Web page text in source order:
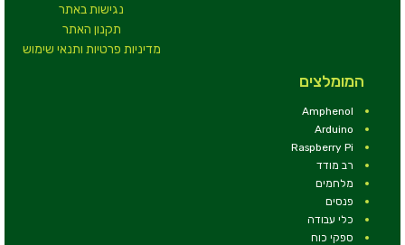
נגישות באתר
תקנון האתר
מדיניות פרטיות ותנאי שימוש
המומלצים
Amphenol
Arduino
Raspberry Pi
רב מודד
מלחמים
פנסים
כלי עבודה
ספקי כוח